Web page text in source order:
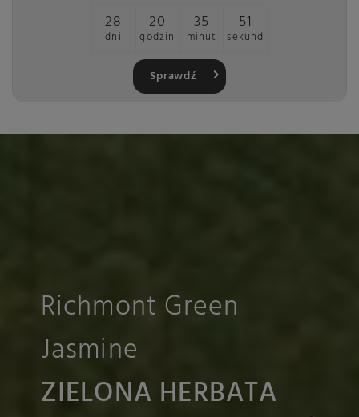
28
dni
20
godzin
35
minut
50
sekund
Sprawdź
Richmont Green
Jasmine
ZIELONA HERBATA